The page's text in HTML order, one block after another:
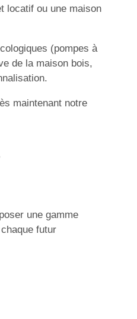
locatif ou une maison
(pompes à
de la maison bois,
maintenant notre
une gamme
futur